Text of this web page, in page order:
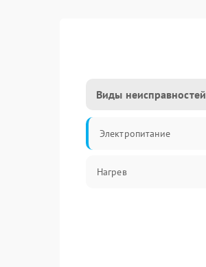
Виды неисправностей
Электропитание
Нагрев